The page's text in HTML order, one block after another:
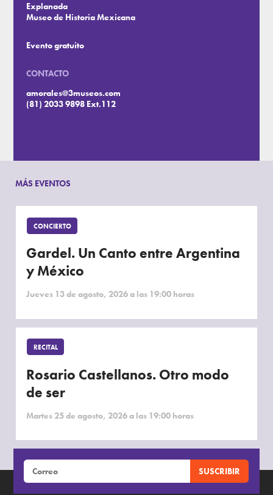
Explanada
Museo de Historia Mexicana
Evento gratuito
CONTACTO
amorales@3museos.com
(81) 2033 9898 Ext.112
MÁS EVENTOS
CONCIERTO
Gardel. Un Canto entre Argentina
y México
Jueves 13 de agosto, 2026 a las 19:00 horas
RECITAL
Rosario Castellanos. Otro modo
de ser
Martes 25 de agosto, 2026 a las 19:00 horas